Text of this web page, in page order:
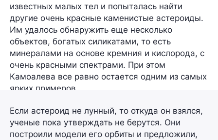
известных малых тел и попыталась найти
другие очень красные каменистые астероиды.
Им удалось обнаружить еще несколько
объектов, богатых силикатами, то есть
минералами на основе кремния и кислорода, с
очень красными спектрами. При этом
Камоалева все равно остается одним из самых
ярких примеров.
Если астероид не лунный, то откуда он взялся,
ученые пока утверждать не берутся. Они
построили модели его орбиты и предложили,